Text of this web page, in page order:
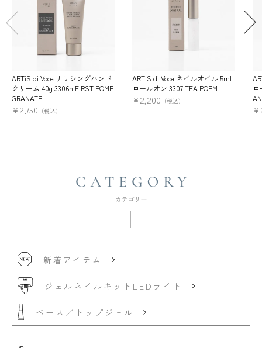
ARTiS di Voce ナリシングハンド
クリーム 40g 3306n FIRST POME
GRANATE
¥2,750 （税込）
ARTiS di Voce ネイルオイル 5ml
ロールオン 3307 TEA POEM
¥2,200 （税込）
¥
新着アイテム
ジェルネイルキット LEDライト
ベース／トップジェル